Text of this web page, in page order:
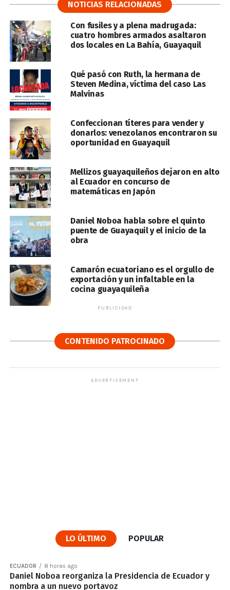
NOTICIAS RELACIONADAS
Con fusiles y a plena madrugada:
cuatro hombres armados asaltaron
dos locales en La Bahía, Guayaquil
Qué pasó con Ruth, la hermana de
Steven Medina, víctima del caso Las
Malvinas
Confeccionan títeres para vender y
donarlos: venezolanos encontraron su
oportunidad en Guayaquil
Mellizos guayaquileños dejaron en alto
al Ecuador en concurso de
matemáticas en Japón
Daniel Noboa habla sobre el quinto
puente de Guayaquil y el inicio de la
obra
Camarón ecuatoriano es el orgullo de
exportación y un infaltable en la
cocina guayaquileña
PUBLICIDAD
CONTENIDO PATROCINADO
ADVERTISEMENT
LO ÚLTIMO POPULAR
ECUADOR 8 horas ago
Daniel Noboa reorganiza la Presidencia de Ecuador y
nombra a un nuevo portavoz